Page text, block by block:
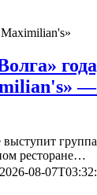
ресторане…
2026-08-